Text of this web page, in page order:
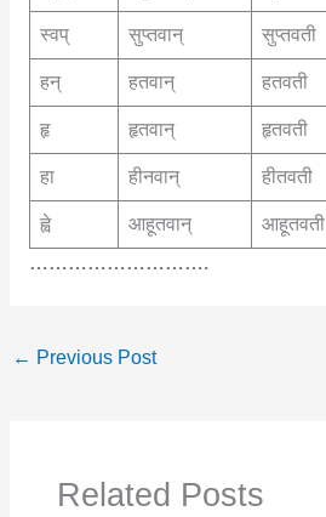
स्वप् सुप्तवान् सुप्तवती
हन् हतवान् हतवती
हृ हृतवान् हृतवती
हा हीनवान् हीतवती
ह्वे आहूतवान् आहूतवती
……………………….
← Previous Post
Related Posts